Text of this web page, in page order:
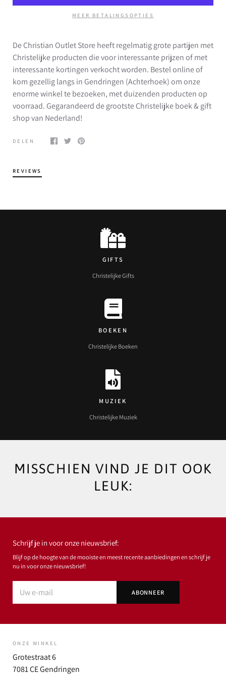
MEER BETALINGSOPTIES
De Christian Outlet Store heeft regelmatig grote partijen met
Christelijke producten die voor interessante prijzen of met
interessante kortingen verkocht worden. Bestel online of
kom gezellig langs in Gendringen (Achterhoek) om onze
enorme winkel te bezoeken, met duizenden producten op
voorraad. Gegarandeerd de grootste Christelijke boek & gift
shop van Nederland!
DELEN
REVIEWS
GIFTS
Christelijke Gifts
BOEKEN
Christelijke Boeken
MUZIEK
Christelijke Muziek
MISSCHIEN VIND JE DIT OOK
LEUK:
Schrijf je in voor onze nieuwsbrief:
Blijf op de hoogte van de mooiste en meest recente aanbiedingen en schrijf je
nu in voor onze nieuwsbrief!
ONZE WINKEL
Grotestraat 6
7081 CE Gendringen